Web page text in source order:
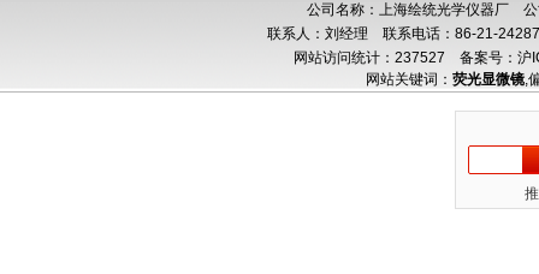
公司名称：上海绘统光学仪器厂
联系人：刘经理 联系电话：86-21-
网站访问统计：237527 备案号：沪
网站关键词： 荧光显微镜,